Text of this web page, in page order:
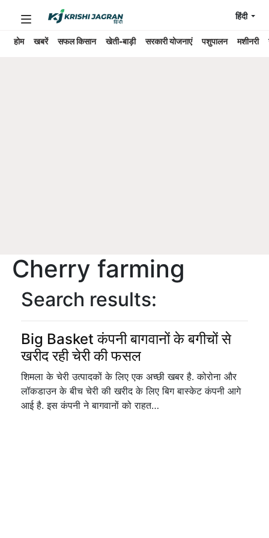
होम खबरें सफल किसान खेती-बाड़ी सरकारी योजनाएं पशुपालन मशीनरी
हिंदी
Cherry farming
Search results:
Big Basket कंपनी बागवानों के बगीचों से
खरीद रही चेरी की फसल
शिमला के चेरी उत्पादकों के लिए एक अच्छी खबर है. कोरोना और
लॉकडाउन के बीच चेरी की खरीद के लिए बिग बास्केट कंपनी आगे
आई है. इस कंपनी ने बागवानों को राहत…